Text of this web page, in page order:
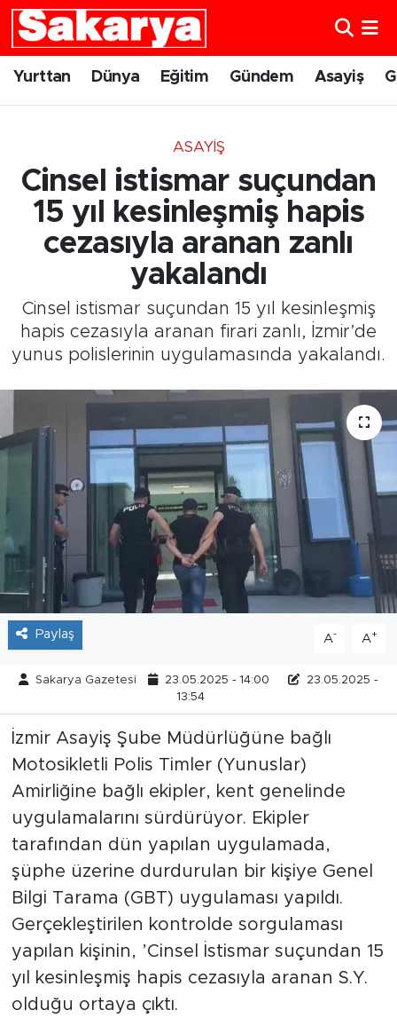
Yurttan Dünya Eğitim Gündem Asayiş
ASAYIŞ
Cinsel istismar suçundan
15 yıl kesinleşmiş hapis
cezasıyla aranan zanlı
yakalandı
Cinsel istismar suçundan 15 yıl kesinleşmiş
hapis cezasıyla aranan firari zanlı, İzmir’de
yunus polislerinin uygulamasında yakalandı.
Paylaş A- A+
Sakarya Gazetesi 23.05.2025 - 14:00
23.05.2025 -
13:54
İzmir Asayiş Şube Müdürlüğüne bağlı
Motosikletli Polis Timler (Yunuslar)
Amirliğine bağlı ekipler, kent genelinde
uygulamalarını sürdürüyor. Ekipler
tarafından dün yapılan uygulamada,
şüphe üzerine durdurulan bir kişiye Genel
Bilgi Tarama (GBT) uygulaması yapıldı.
Gerçekleştirilen kontrolde sorgulaması
yapılan kişinin, ’Cinsel İstismar suçundan 15
yıl kesinleşmiş hapis cezasıyla aranan S.Y.
olduğu ortaya çıktı.
Yurttan
Gündem
Eskişehirspor
Sağlık
Tarihçe
Resmi İlanlar
Söyleşi
Foto Şaka
Teknoloji
Eskişehir Nöbetçi Eczaneler
Eskişehir Namaz Vakitleri
Eskişehir Trafik Yoğunluk Haritası
Süper Lig Puan Durumu ve Fikstür
Tüm Manşetler
Son Dakika Haberleri